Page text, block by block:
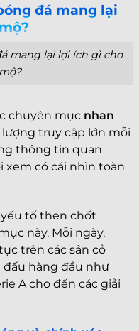
đá mang lại
mang lại lợi ích gì cho
chuyên mục nhan
truy cập lớn mỗi
thông tin quan
có cái nhìn toàn
tố then chốt
này. Mỗi ngày,
trên các sân cỏ
đấu hàng đầu như
A cho đến các giải